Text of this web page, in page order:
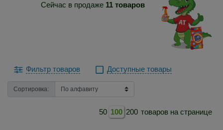
Сейчас в продаже 11 товаров
Фильтр товаров Доступные товары
Сортировка:
50 100 200 товаров на странице